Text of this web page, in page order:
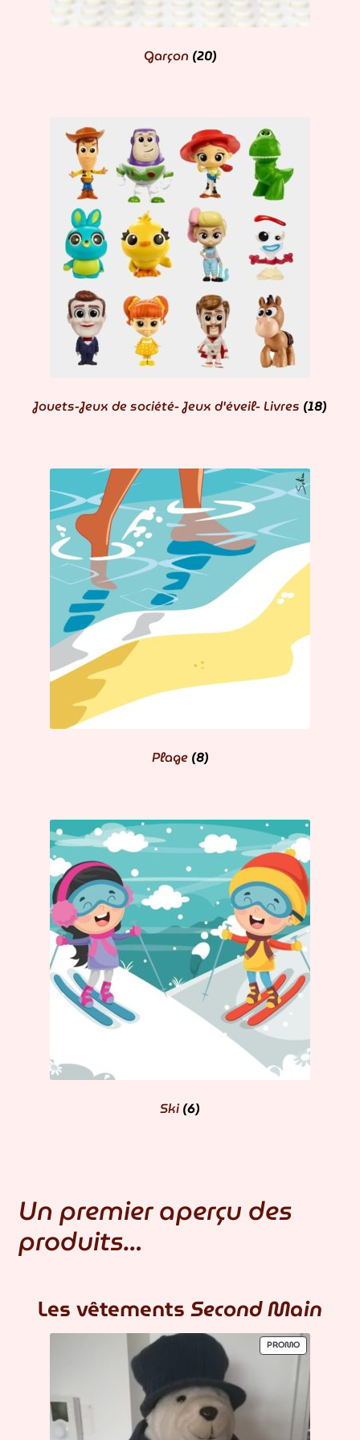
Garçon (20)
Jouets-Jeux de société- Jeux d'éveil- Livres (18)
Plage (8)
Ski(6)
Un premier aperçu des
produits…
Les vêtementsSecond Main
PROMOPRODUIT
EN
PROMOTION